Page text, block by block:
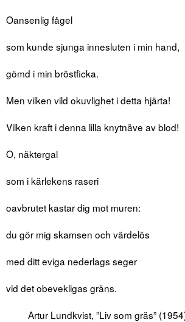
Oansenlig fågel
som kunde sjunga innesluten i min hand,
gömd i min bröstficka.
Men vilken vild okuvlighet i detta hjärta!
Vilken kraft i denna lilla knytnäve av blod!
O, näktergal
som i kärlekens raseri
oavbrutet kastar dig mot muren:
du gör mig skamsen och värdelös
med ditt eviga nederlags seger
vid det obevekligas gräns.
Artur Lundkvist, ”Liv som gräs”